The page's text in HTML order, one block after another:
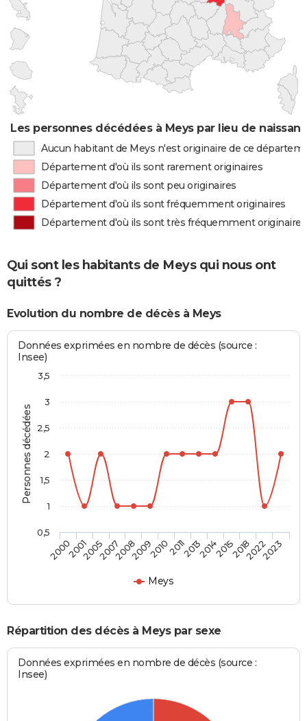
Les personnes décédées à Meys par lieu de
Aucun habitant de Meys n'est originaire de ce
Département d'où ils sont rarement originaires
Département d'où ils sont peu originaires
Département d'où ils sont fréquemment originaires
Département d'où ils sont très fréquemment originaires
Qui sont les habitants de Meys qui nous ont
quittés ?
Evolution du nombre de décès à Meys
Personnes décédées
Données exprimées en nombre de décès (source :
Insee)
Meys
20002001200520072008200920102011201320142015201820222023
0,5
1
1,5
2
2,5
3
3,5
Répartition des décès à Meys par sexe
Données exprimées en nombre de décès (source :
Insee)